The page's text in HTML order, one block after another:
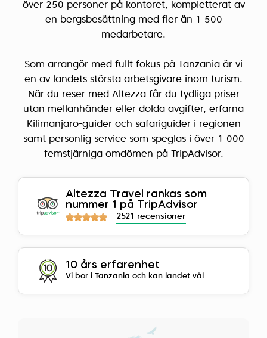
över 250 personer på kontoret, kompletterat av
en bergsbesättning med fler än 1 500
medarbetare.
Som arrangör med fullt fokus på Tanzania är vi
en av landets största arbetsgivare inom turism.
När du reser med Altezza får du tydliga priser
utan mellanhänder eller dolda avgifter, erfarna
Kilimanjaro-guider och safariguider i regionen
samt personlig service som speglas i över 1 000
femstjärniga omdömen på TripAdvisor.
Altezza Travel rankas som
nummer 1 på TripAdvisor
2521 recensioner
10 års erfarenhet
Vi bor i Tanzania och kan landet väl